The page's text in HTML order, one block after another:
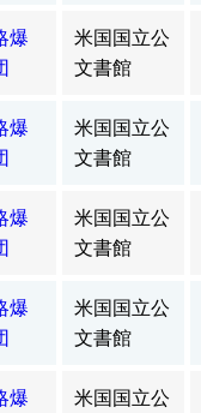
爆
米国国立公
文書館
爆
米国国立公
文書館
爆
米国国立公
文書館
爆
米国国立公
文書館
爆
米国国立公